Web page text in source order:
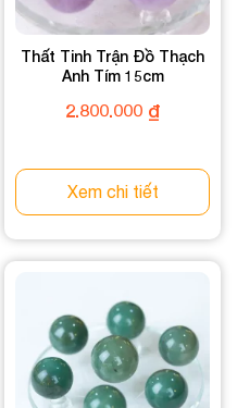
Thất Tinh Trận Đồ Thạch
Anh Tím 15cm
2.800.000 ₫
Xem chi tiết